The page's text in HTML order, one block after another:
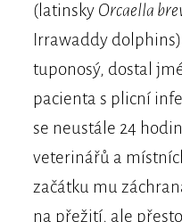
(latinsky Orcaella
Irrawaddy
tuponosý, dostal
pacienta s plicní
se neustále 24
veterinářů a
začátku mu
na přežití, ale